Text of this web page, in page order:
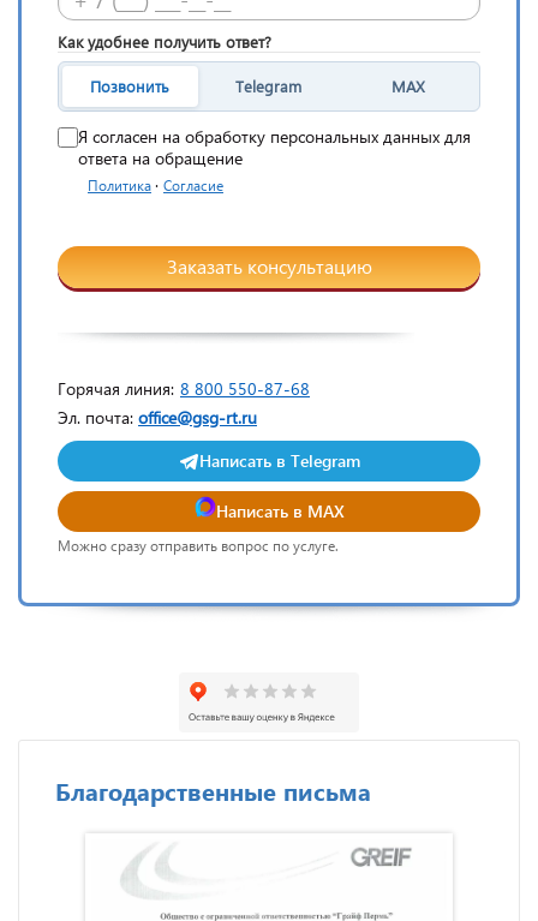
Как удобнее получить ответ?
Позвонить Telegram MAX
Я согласен на обработку персональных данных для
ответа на обращение
Политика · Согласие
Заказать консультацию
Горячая линия: 8 800 550-87-68
Эл. почта: office@gsg-rt.ru
Написать в Telegram
Написать в MAX
Можно сразу отправить вопрос по услуге.
Благодарственные письма